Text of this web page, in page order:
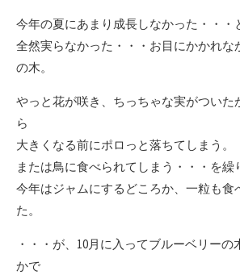
今年の夏にあまり成長しなかった・・・
全然実らなかった・・・お目にかかれな
の木。
やっと花が咲き、ちっちゃな実がついた
ら
大きくなる前にポロっと落ちてしまう。
または鳥に食べられてしまう・・・を繰
今年はジャムにするどころか、一粒も食
た。
・・・が、10月に入ってブルーベリー
かで